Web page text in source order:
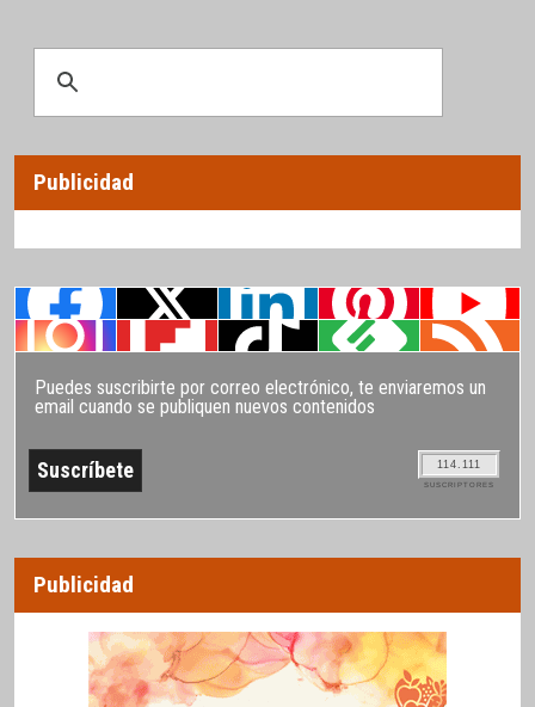
Publicidad
Puedes suscribirte por correo electrónico, te enviaremos un
email cuando se publiquen nuevos contenidos
114.111
SUSCRIPTORES
Publicidad